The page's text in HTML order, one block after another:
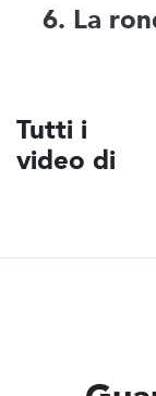
6. La
Tutti i
video di